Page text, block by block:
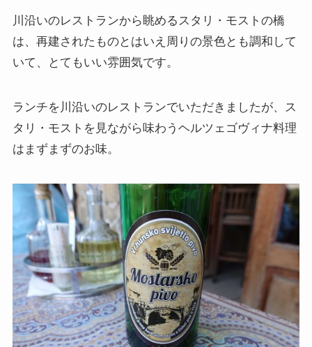
川沿いのレストランから眺めるスタリ・モストの橋
は、再建されたものとはいえ周りの景色とも調和して
いて、とてもいい雰囲気です。
ランチを川沿いのレストランでいただきましたが、ス
タリ・モストを見ながら味わうヘルツェゴヴィナ料理
はまずまずのお味。